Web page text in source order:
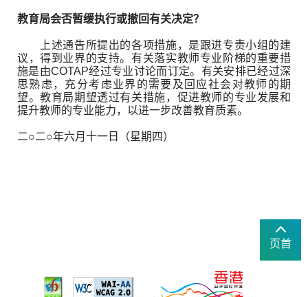
教育局会否暂缓执行或撤回有关决定？
上述通告所提出的各项措施，是跟进专责小组的建
议，得到业界的支持。有关落实教师专业阶梯的重要措
施是由COTAP经过专业讨论而订定。有关安排已经过深
思熟虑，充分考虑业界的需要及回应社会对教师的期
望。教育局期望透过有关措施，促进教师的专业发展和
提升教师的专业能力，以进一步改善教育质素。
二○二○年六月十一日（星期四）
页首